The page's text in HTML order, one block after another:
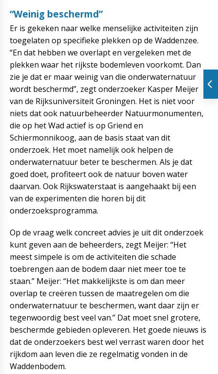
“Weinig beschermd”
Er is gekeken naar welke menselijke activiteiten zijn
toegelaten op specifieke plekken op de Waddenzee.
“En dat hebben we overlapt en vergeleken met de
plekken waar het rijkste bodemleven voorkomt. Dan
zie je dat er maar weinig van die onderwaternatuur
wordt beschermd”, zegt onderzoeker Kasper Meijer
van de Rijksuniversiteit Groningen. Het is niet voor
niets dat ook natuurbeheerder Natuurmonumenten,
die op het Wad actief is op Griend en
Schiermonnikoog, aan de basis staat van dit
onderzoek. Het moet namelijk ook helpen de
onderwaternatuur beter te beschermen. Als je dat
goed doet, profiteert ook de natuur boven water
daarvan. Ook Rijkswaterstaat is aangehaakt bij een
van de experimenten die horen bij dit
onderzoeksprogramma.
Op de vraag welk concreet advies je uit dit onderzoek
kunt geven aan de beheerders, zegt Meijer: “Het
meest simpele is om de activiteiten die schade
toebrengen aan de bodem daar niet meer toe te
staan.” Meijer: “Het makkelijkste is om dan meer
overlap te creëren tussen de maatregelen om die
onderwaternatuur te beschermen, want daar zijn er
tegenwoordig best veel van.” Dat moet snel grotere,
beschermde gebieden opleveren. Het goede nieuws is
dat de onderzoekers best wel verrast waren door het
rijkdom aan leven die ze regelmatig vonden in de
Waddenbodem.